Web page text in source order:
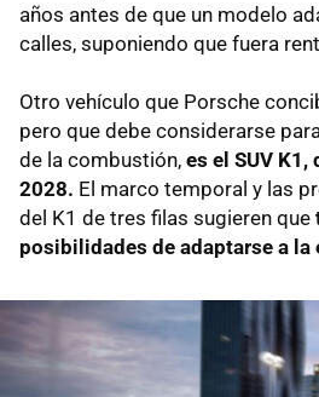
años antes de que un modelo
calles, suponiendo que fuera
Otro vehículo que Porsche
pero que debe considerarse
de la combustión, es el SUV K1,
2028. El marco temporal y las
del K1 de tres filas sugieren que
posibilidades de adaptarse a la